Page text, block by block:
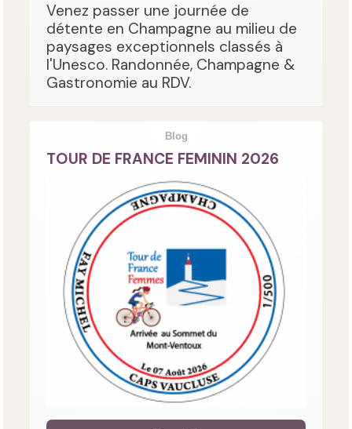
Venez passer une journée de
détente en Champagne au milieu de
paysages exceptionnels classés à
l'Unesco. Randonnée, Champagne &
Gastronomie au RDV.
Blog
TOUR DE FRANCE FEMININ 2026